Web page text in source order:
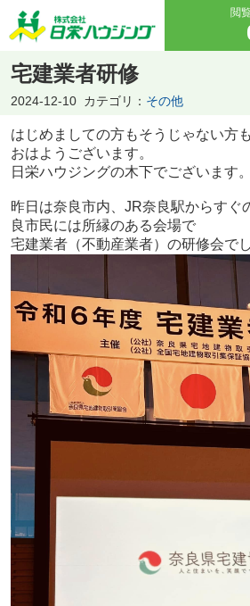
閲
宅建業者研修
2024-12-10 カテゴリ： その他
はじめましての方もそうじゃない方も
おはようございます。
日栄ハウジングの木下でございます。
昨日は奈良市内、JR奈良駅からすぐ
良市民には所縁のある会場で
宅建業者（不動産業者）の研修会でし